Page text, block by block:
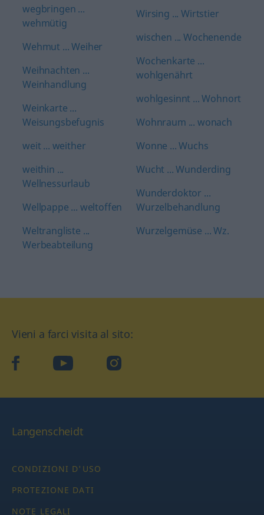
wegbringen ...
wehmütig
Wehmut ... Weiher
Weihnachten ...
Weinhandlung
Weinkarte ...
Weisungsbefugnis
weit ... weither
weithin ...
Wellnessurlaub
Wellpappe ... weltoffen
Weltrangliste ...
Werbeabteilung
Wirsing ... Wirtstier
wischen ... Wochenende
Wochenkarte ...
wohlgenährt
wohlgesinnt ... Wohnort
Wohnraum ... wonach
Wonne ... Wuchs
Wucht ... Wunderding
Wunderdoktor ...
Wurzelbehandlung
Wurzelgemüse ... Wz.
Vieni a farci visita al sito:
facebook YouTube Instagram
Langenscheidt
CONDIZIONI D'USO
PROTEZIONE DATI
NOTE LEGALI